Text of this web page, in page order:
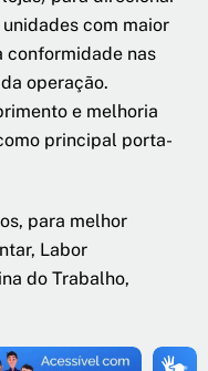
com maior
conformidade nas
operação.
e melhoria
principal porta-
para melhor
Labor
do Trabalho,